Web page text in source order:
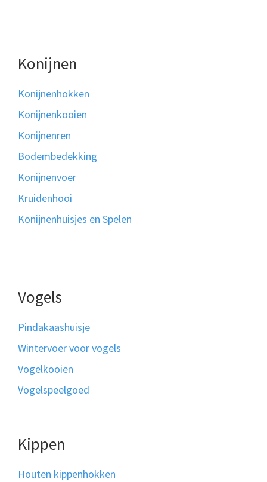
Konijnen
Konijnenhokken
Konijnenkooien
Konijnenren
Bodembedekking
Konijnenvoer
Kruidenhooi
Konijnenhuisjes en Spelen
Vogels
Pindakaashuisje
Wintervoer voor vogels
Vogelkooien
Vogelspeelgoed
Kippen
Houten kippenhokken